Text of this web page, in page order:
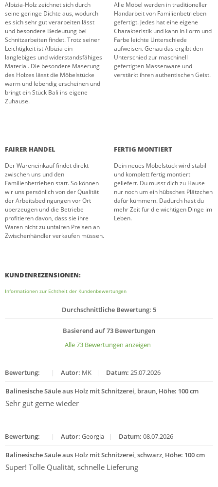
Albizia-Holz zeichnet sich durch
seine geringe Dichte aus, wodurch
es sich sehr gut verarbeiten lässt
und besondere Bedeutung bei
Schnitzarbeiten findet. Trotz seiner
Leichtigkeit ist Albizia ein
langlebiges und widerstandsfähiges
Material. Die besondere Maserung
des Holzes lässt die Möbelstücke
warm und lebendig erscheinen und
bringt ein Stück Bali ins eigene
Zuhause.
Alle Möbel werden in traditioneller
Handarbeit von Familienbetrieben
gefertigt. Jedes hat eine eigene
Charakteristik und kann in Form und
Farbe leichte Unterschiede
aufweisen. Genau das ergibt den
Unterschied zur maschinell
gefertigten Massenware und
verstärkt ihren authentischen Geist.
FAIRER HANDEL
Der Wareneinkauf findet direkt
zwischen uns und den
Familienbetrieben statt. So können
wir uns persönlich von der Qualität
der Arbeitsbedingungen vor Ort
überzeugen und die Betriebe
profitieren davon, dass sie ihre
Waren nicht zu unfairen Preisen an
Zwischenhändler verkaufen müssen.
FERTIG MONTIERT
Dein neues Möbelstück wird stabil
und komplett fertig montiert
geliefert. Du musst dich zu Hause
nur noch um ein hübsches Plätzchen
dafür kümmern. Dadurch hast du
mehr Zeit für die wichtigen Dinge im
Leben.
KUNDENREZENSIONEN:
Informationen zur Echtheit der Kundenbewertungen
Durchschnittliche Bewertung: 5
Basierend auf 73 Bewertungen
Alle 73 Bewertungen anzeigen
Bewertung: | Autor: MK | Datum: 25.07.2026
Balinesische Säule aus Holz mit Schnitzerei, braun, Höhe: 100 cm
Sehr gut gerne wieder
Bewertung: | Autor: Georgia | Datum: 08.07.2026
Balinesische Säule aus Holz mit Schnitzerei, schwarz, Höhe: 100 cm
Super! Tolle Qualität, schnelle Lieferung